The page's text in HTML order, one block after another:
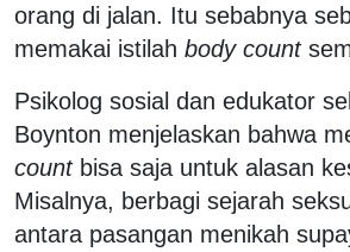
orang di jalan. Itu sebabnya
memakai istilah body count
Psikolog sosial dan edukator
Boynton menjelaskan bahwa
countbisa saja untuk alasan
Misalnya, berbagi sejarah
antara pasangan menikah